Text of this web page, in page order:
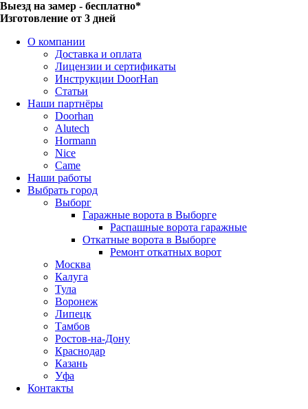
Выезд на замер - бесплатно*
Изготовление от 3 дней
О компании
Доставка и оплата
Лицензии и сертификаты
Инструкции DoorHan
Статьи
Наши партнёры
Doorhan
Alutech
Hormann
Nice
Came
Наши работы
Выбрать город
Выборг
Гаражные ворота в Выборге
Распашные ворота гаражные
Откатные ворота в Выборге
Ремонт откатных ворот
Москва
Калуга
Тула
Воронеж
Липецк
Тамбов
Ростов-на-Дону
Краснодар
Казань
Уфа
Контакты